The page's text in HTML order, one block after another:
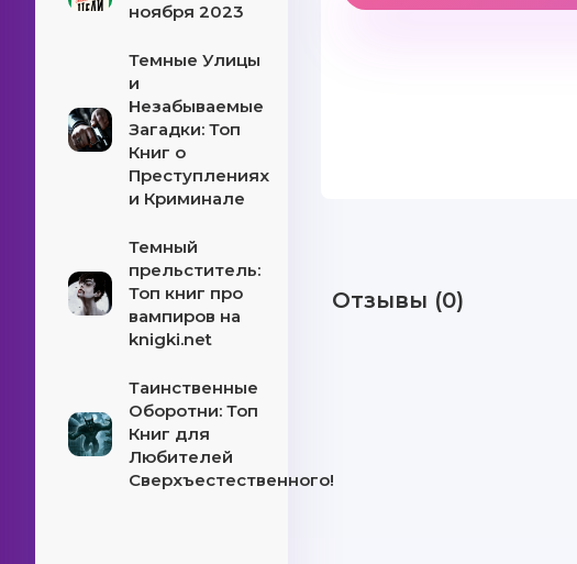
ноября 2023
Темные Улицы
и
Незабываемые
Загадки: Топ
Книг о
Преступлениях
и Криминале
Темный
прельститель:
Топ книг про
вампиров на
knigki.net
Таинственные
Оборотни: Топ
Книг для
Любителей
Сверхъестественного!
Отзывы (0)